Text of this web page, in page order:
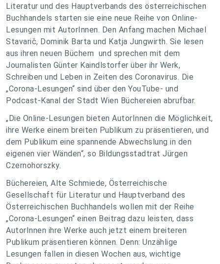
Literatur und des Hauptverbands des österreichischen
Buchhandels starten sie eine neue Reihe von Online-
Lesungen mit AutorInnen. Den Anfang machen Michael
Stavarič, Dominik Barta und Katja Jungwirth. Sie lesen
aus ihren neuen Büchern und sprechen mit dem
Journalisten Günter Kaindlstorfer über ihr Werk,
Schreiben und Leben in Zeiten des Coronavirus. Die
„Corona-Lesungen“ sind über den YouTube- und
Podcast-Kanal der Stadt Wien Büchereien abrufbar.
„Die Online-Lesungen bieten AutorInnen die Möglichkeit,
ihre Werke einem breiten Publikum zu präsentieren, und
dem Publikum eine spannende Abwechslung in den
eigenen vier Wänden“, so Bildungsstadtrat Jürgen
Czernohorszky.
Büchereien, Alte Schmiede, Österreichische
Gesellschaft für Literatur und Hauptverband des
Österreichischen Buchhandels wollen mit der Reihe
„Corona-Lesungen“ einen Beitrag dazu leisten, dass
AutorInnen ihre Werke auch jetzt einem breiteren
Publikum präsentieren können. Denn: Unzählige
Lesungen fallen in diesen Wochen aus, wichtige